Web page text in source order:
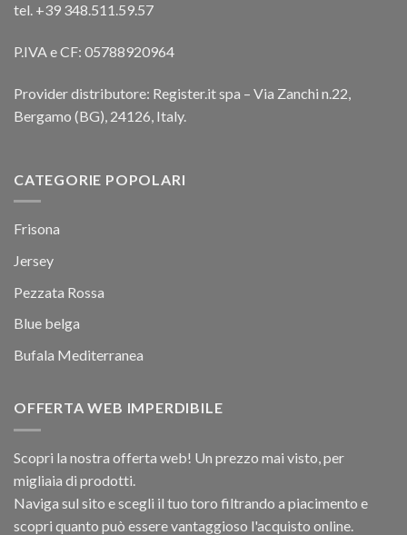
tel. +39 348.511.59.57
P.IVA e CF: 05788920964
Provider distributore: Register.it spa – Via Zanchi n.22,
Bergamo (BG), 24126, Italy.
CATEGORIE POPOLARI
Frisona
Jersey
Pezzata Rossa
Blue belga
Bufala Mediterranea
OFFERTA WEB IMPERDIBILE
Scopri la nostra offerta web! Un prezzo mai visto, per
migliaia di prodotti.
Naviga sul sito e scegli il tuo toro filtrando a piacimento e
scopri quanto può essere vantaggioso l'acquisto online.